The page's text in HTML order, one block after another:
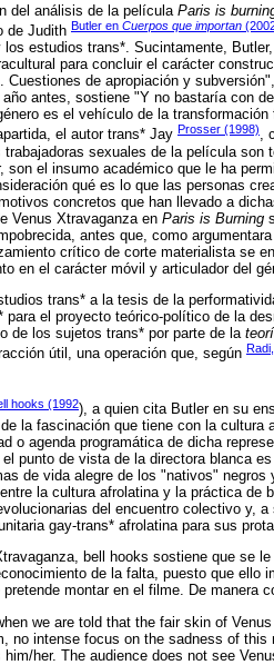
del análisis de la película Paris is
de Judith Butler en Cuerpos que importan
estudios trans*. Sucintamente,
para concluir el carácter
de apropiación y
antes, sostiene "Y no bastaría con
es el vehículo de la
el autor trans* Jay Prosser (1998),
sexuales de la película son
el insumo académico que le ha
qué es lo que las personas
concretos que han llevado a
Venus Xtravaganza en Paris is Burning
antes que, como
crítico de corte materialista se
en el carácter móvil y articulador del
trans* a la tesis de la
el proyecto teórico-político de la
de los sujetos trans* por parte de la
útil, una operación que, según
hooks (1992), a quien cita Butler en su
la fascinación que tiene con la cultura
o agenda programática de dicha
punto de vista de la directora blanca
de vida alegre de los "nativos"
la cultura afrolatina y la práctica de
del encuentro colectivo y,
gay-trans* afrolatina para sus
bell hooks sostiene que se
de la falta, puesto que ello
montar en el filme. De manera
we are told that the fair skin of
no intense focus on the sadness of this
her. The audience does not see